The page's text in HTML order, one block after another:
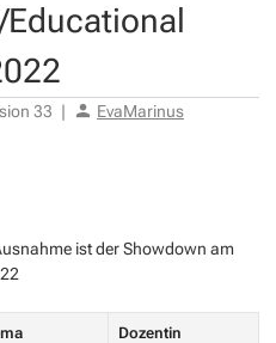
33 | EvaMarinus
ist der Showdown am
Dozentin